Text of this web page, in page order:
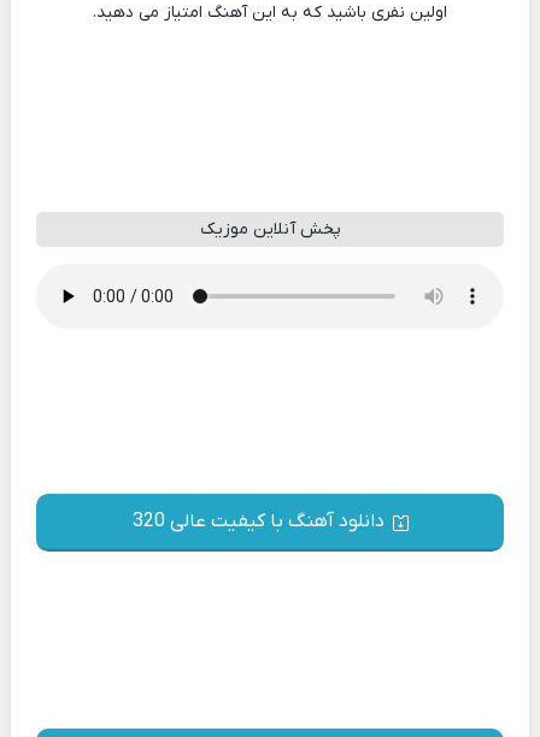
اولین نفری باشید که به این آهنگ امتیاز می دهید.
پخش آنلاین موزیک
دانلود آهنگ با کیفیت عالی 320